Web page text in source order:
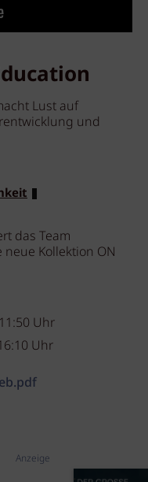
Lust auf
und
das Team
Kollektion ON
Uhr
Uhr
Anzeige